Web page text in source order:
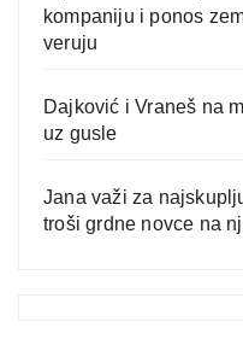
kompaniju i ponos
veruju
Dajković i Vraneš na
uz gusle
Jana važi za
troši grdne novce na